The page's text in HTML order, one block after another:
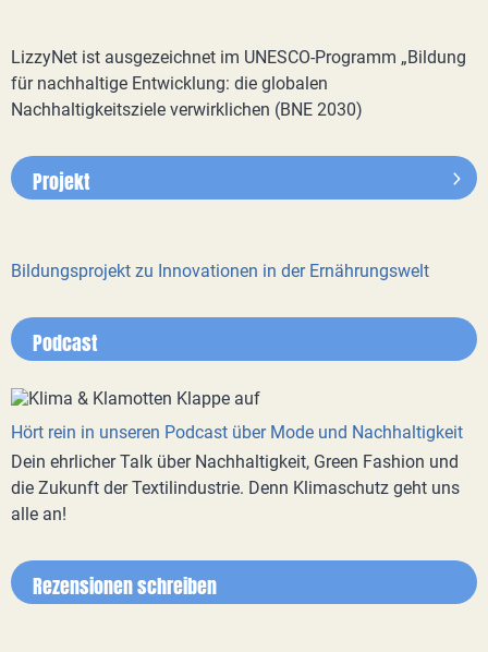
LizzyNet ist ausgezeichnet im UNESCO-Programm „Bildung
für nachhaltige Entwicklung: die globalen
Nachhaltigkeitsziele verwirklichen (BNE 2030)
Projekt
Bildungsprojekt zu Innovationen in der Ernährungswelt
Podcast
Hört rein in unseren Podcast über Mode und Nachhaltigkeit
Dein ehrlicher Talk über Nachhaltigkeit, Green Fashion und
die Zukunft der Textilindustrie. Denn Klimaschutz geht uns
alle an!
Rezensionen schreiben